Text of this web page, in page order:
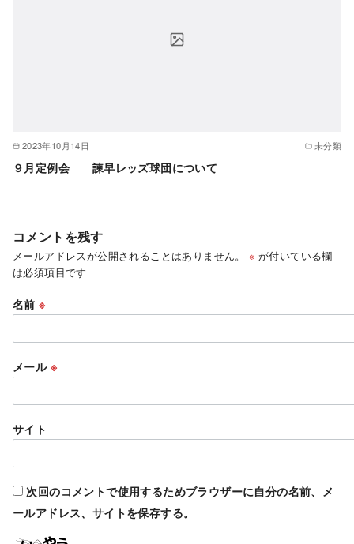
2023年10月14日 未分類
９月定例会 諫早レッズ球団について
コメントを残す
メールアドレスが公開されることはありません。 ※ が付いている欄
は必須項目です
名前※
メール ※
サイト
次回のコメントで使用するためブラウザーに自分の名前、メ
ールアドレス、サイトを保存する。